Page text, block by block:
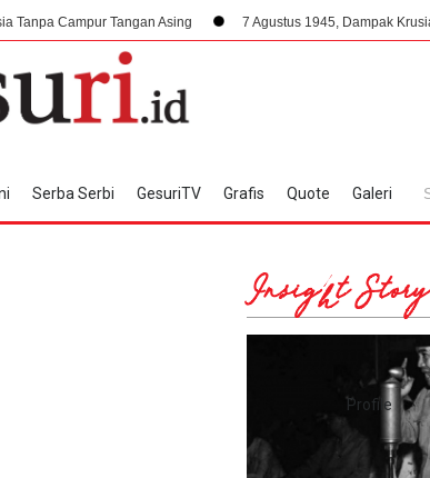
Tangan Asing 7 Agustus 1945, Dampak Krusial Berdirinya
Serba Serbi GesuriTV Grafis Quote Galeri
Profile
Insight Story